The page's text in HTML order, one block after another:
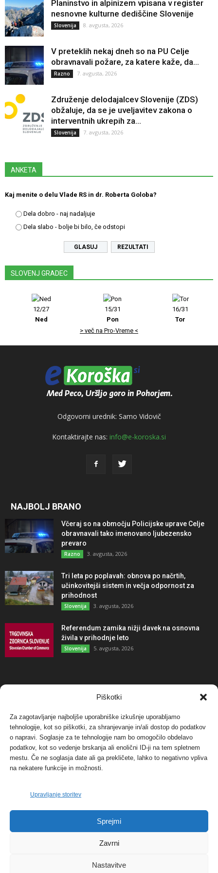
Piškotki
Za zagotavljanje najboljše uporabniške izkušnje uporabljamo
tehnologije, kot so piškotki, za shranjevanje in/ali dostop do podatkov
o napravi. Soglasje za te tehnologije nam bo omogočilo obdelavo
podatkov, kot so vedenje brskanja ali enolični ID-ji na tem spletnem
mestu. Če ne soglasja date ali ga prekličete, lahko to negativno vpliva
na nekatere funkcije in možnosti.
Upravljanje storitev
Sprejmi
Zavrni
Nastavitve
Planinstvo in alpinizem vpisana v register
nesnovne kulturne dediščine Slovenije
Slovenija 8. avgusta, 2026
V preteklih nekaj dneh so na PU Celje
obravnavali požare, za katere kaže, da...
Razno 7. avgusta, 2026
Združenje delodajalcev Slovenije (ZDS)
obžaluje, da se je uveljavitev zakona o
interventnih ukrepih za...
Slovenija 7. avgusta, 2026
ANKETA
Kaj menite o delu Vlade RS in dr. Roberta Goloba?
Dela dobro - naj nadaljuje
Dela slabo - bolje bi bilo, če odstopi
REZULTATI
SLOVENJ GRADEC
12/27
Ned
15/31
Pon
16/31
Tor
> več na Pro-Vreme <
Odgovorni urednik: Samo Vidovič
Kontaktirajte nas: info@e-koroska.si
NAJBOLJ BRANO
Včeraj so na območju Policijske uprave Celje
obravnavali tako imenovano ljubezensko
prevaro
Razno 3. avgusta, 2026
Tri leta po poplavah: obnova po načrtih,
učinkovitejši sistem in večja odpornost za
prihodnost
Slovenija 3. avgusta, 2026
Referendum zamika nižji davek na osnovna
živila v prihodnje leto
Slovenija 5. avgusta, 2026
NAJBOLJ KOMENTIRANO
Protest proti vetrnim elektrarnam na Ojstrici, v
svetu pa vedno bolj...
Dogodki 12. maja, 2017
Tožilstvo v Celovcu v korist elektrarnam
Verbund
FOTO: Razstava cvetličarskega mojstra Andreja
Dogodki 27. novembra, 2017